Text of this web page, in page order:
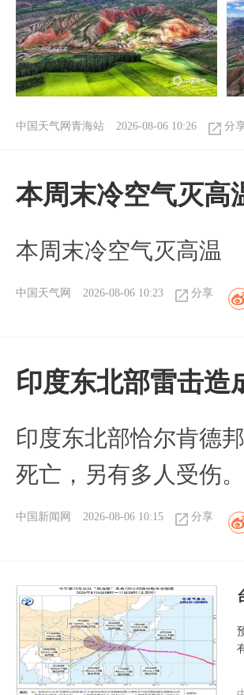
中国天气网青海站 2026-08-06 10:26 分
本周末冷空气灭高
本周末冷空气灭高温
中国天气网 2026-08-06 10:23 分享
印度东北部雷击造
印度东北部恰尔肯德
死亡，另有多人受伤。
中国新闻网 2026-08-06 10:15 分享